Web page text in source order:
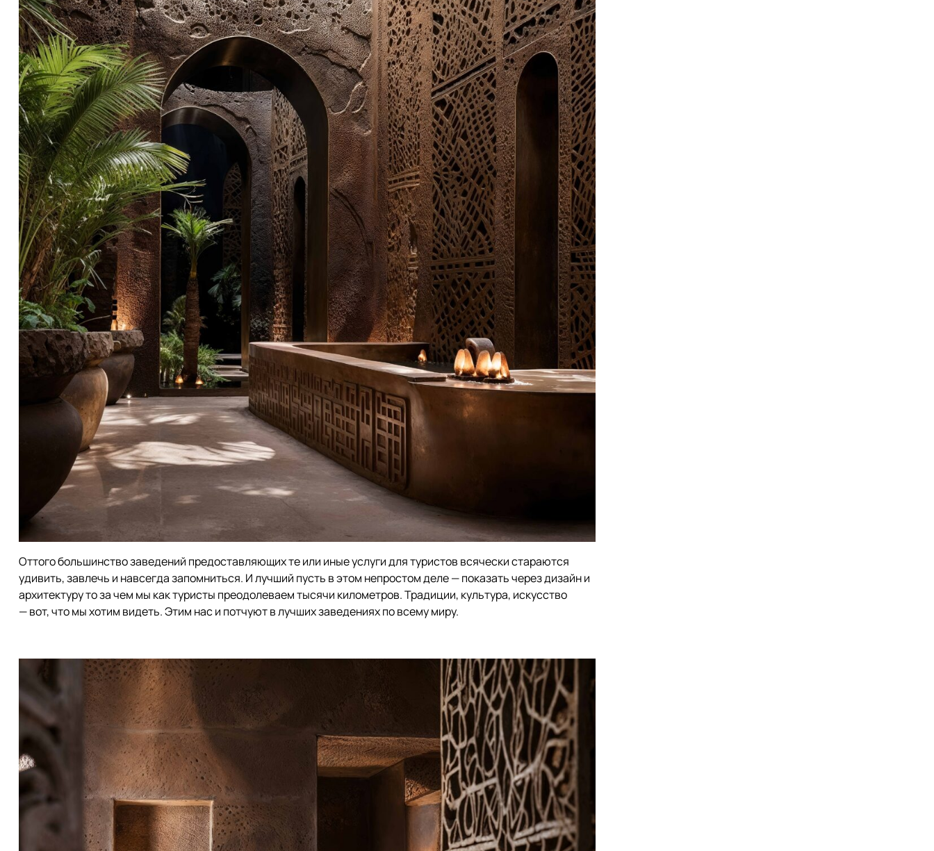
Оттого большинство заведений предоставляющих те или иные услуги для туристов всячески стараются
удивить, завлечь и навсегда запомниться. И лучший пусть в этом непростом деле — показать через дизайн и
архитектуру то за чем мы как туристы преодолеваем тысячи километров. Традиции, культура, искусство
— вот, что мы хотим видеть. Этим нас и потчуют в лучших заведениях по всему миру.